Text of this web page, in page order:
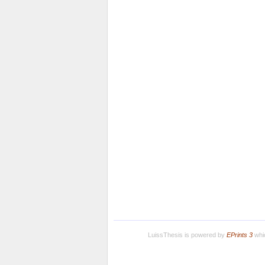
LuissThesis is powered by EPrints 3